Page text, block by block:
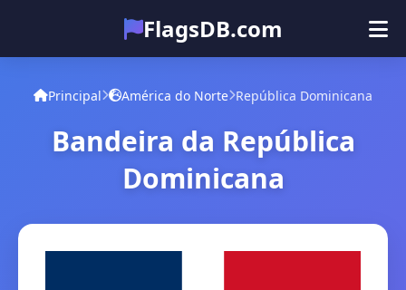
FlagsDB.com
Principal
Quiz
Principal América do Norte República Dominicana
Bandeira da República
Dominicana